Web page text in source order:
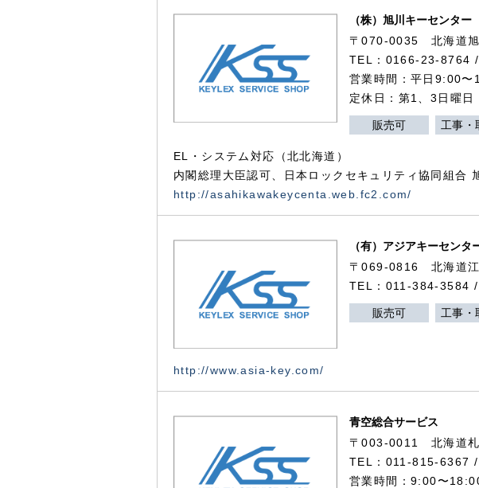
（株）旭川キーセンター
〒070-0035 北海道旭
TEL：0166-23-8764
営業時間：平日9:00
定休日：第1、3日曜日
販売可 工事・
EL・システム対応（北北海道）
内閣総理大臣認可、日本ロックセキュリティ協同組合
http://asahikawakeycenta.web.fc2.com/
（有）アジアキーセンタ
〒069-0816 北海道
TEL：011-384-3584
販売可 工事・
http://www.asia-key.com/
青空総合サービス
〒003-0011 北海道
TEL：011-815-6367
営業時間：9:00〜